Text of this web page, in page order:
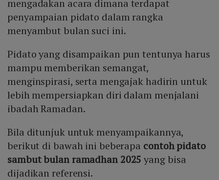
mengadakan acara dimana terdapat
penyampaian pidato dalam rangka
menyambut bulan suci ini.
Pidato yang disampaikan pun tentunya harus
mampu memberikan semangat,
menginspirasi, serta mengajak hadirin untuk
lebih mempersiapkan diri dalam menjalani
ibadah Ramadan.
Bila ditunjuk untuk menyampaikannya,
berikut di bawah ini beberapa contoh pidato
sambut bulan ramadhan 2025 yang bisa
dijadikan referensi.